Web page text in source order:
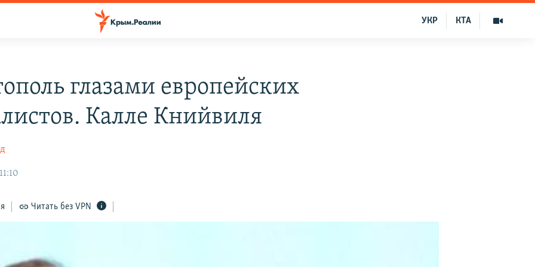
КТА
УКР
глазами европейских
Калле Книйвиля
Читать без VPN